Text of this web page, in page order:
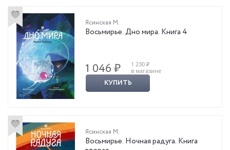
Ясинская М.
Восьмирье. Дно мира. Книга 4
1 046 ₽
1 230 ₽
в магазине
КУПИТЬ
Ясинская М.
Восьмирье. Ночная радуга. Книга